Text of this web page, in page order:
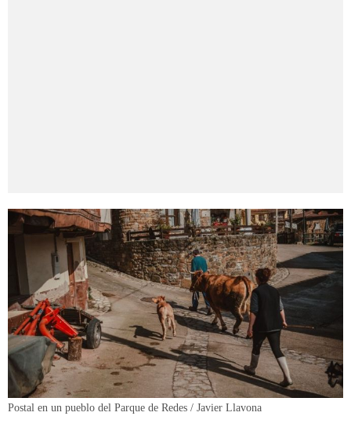
Postal en un pueblo del Parque de Redes / Javier Llavona